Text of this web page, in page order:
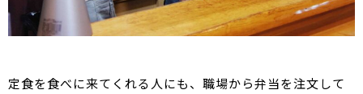
定食を食べに来てくれる人にも、職場から弁当を注文して